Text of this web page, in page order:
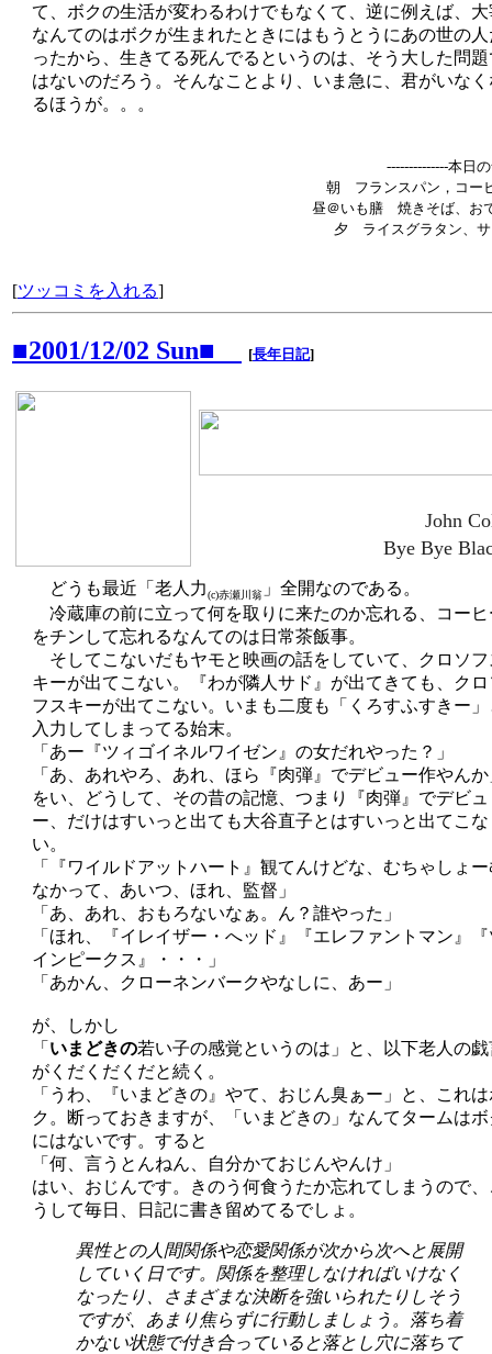
て、ボクの生活が変わるわけでもなくて、逆に例えば、大
なんてのはボクが生まれたときにはもうとうにあの世の人
ったから、生きてる死んでるというのは、そう大した問題
はないのだろう。そんなことより、いま急に、君がいなく
るほうが。。。
--------------本日
朝 フランスパン，コー
昼＠いも膳 焼きそば、お
夕 ライスグラタン、
[ツッコミを入れる]
■2001/12/02 Sun■ [長年日記]
John
Bye Bye
どうも最近「老人力(c)赤瀬川翁 」全開なのである。
冷蔵庫の前に立って何を取りに来たのか忘れる、コーヒ
をチンして忘れるなんてのは日常茶飯事。
そしてこないだもヤモと映画の話をしていて、クロソフ
キーが出てこない。『わが隣人サド』が出てきても、クロ
フスキーが出てこない。いまも二度も「くろすふすきー」
入力してしまってる始末。
「あー『ツィゴイネルワイゼン』の女だれやった？」
「あ、あれやろ、あれ、ほら『肉弾』でデビュー作やん
をい、どうして、その昔の記憶、つまり『肉弾』でデビュ
ー、だけはすいっと出ても大谷直子とはすいっと出てこな
い。
「『ワイルドアットハート』観てんけどな、むちゃしょ
なかって、あいつ、ほれ、監督」
「あ、あれ、おもろないなぁ。ん？誰やった」
「ほれ、『イレイザー・へッド』『エレファントマン』
インピークス』・・・」
「あかん、クローネンバークやなしに、あー」
が、しかし
「 いまどきの若い子の感覚というのは」と、以下老人の戯
がくだくだくだと続く。
「うわ、『いまどきの』やて、おじん臭ぁー」と、これ
ク。断っておきますが、「いまどきの」なんてタームはボ
にはないです。すると
「何、言うとんねん、自分かておじんやんけ」
はい、おじんです。きのう何食うたか忘れてしまうので、
うして毎日、日記に書き留めてるでしょ。
異性との人間関係や恋愛関係が次から次へと展開
していく日です。関係を整理しなければいけなく
なったり、さまざまな決断を強いられたりしそう
ですが、あまり焦らずに行動しましょう。落ち着
かない状態で付き合っていると落とし穴に落ちて